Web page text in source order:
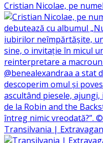
Cristian Nicolae, pe
Transilvania |